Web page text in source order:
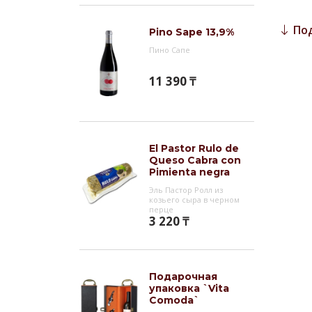
Pino Sape 13,9%
Пино Сапе
11 390 ₸
El Pastor Rulo de
Queso Cabra con
Pimienta negra
Эль Пастор Ролл из
козьего сыра в черном
перце
3 220 ₸
Подарочная
упаковка `Vita
Comoda`